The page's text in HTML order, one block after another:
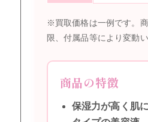
※買取価格は一例です。
限、付属品等により変動い
商品の特徴
保湿力が高く肌